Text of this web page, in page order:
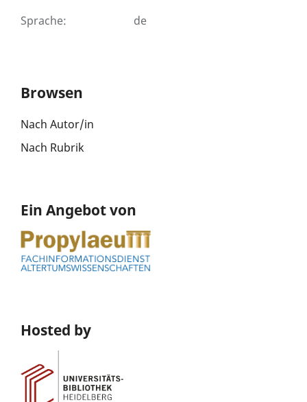
Sprache: de
Browsen
Nach Autor/in
Nach Rubrik
Ein Angebot von
Hosted by